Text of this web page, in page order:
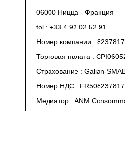
06000 Ницца - Франция
tel : +33 4 92 02 52 91
Номер компании :
Торговая палата :
Страхование : Galian-
Номер НДС :
Медиатор : ANM